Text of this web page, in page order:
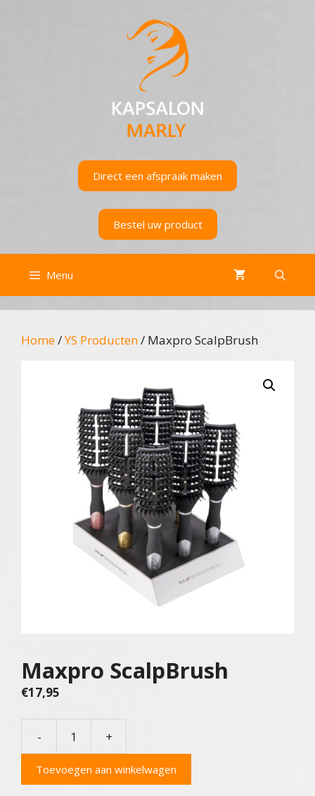
Direct een afspraak maken
Bestel uw product
Menu
Home/YS Producten/ Maxpro ScalpBrush
Maxpro ScalpBrush
€17,95
-
ScalpBrush
aantal
+
Toevoegen aan winkelwagen